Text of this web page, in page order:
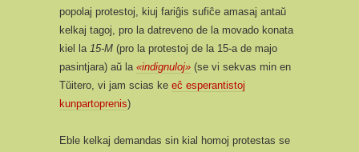
popolaj protestoj, kiuj fariĝis sufiĉe amasaj antaŭ
kelkaj tagoj, pro la datreveno de la movado konata
kiel la 15-M (pro la protestoj de la 15-a de majo
pasintjara) aŭ la «indignuloj» (se vi sekvas min en
Tŭitero, vi jam scias ke eĉ esperantistoj
kunpartoprenis)
Eble kelkaj demandas sin kial homoj protestas se